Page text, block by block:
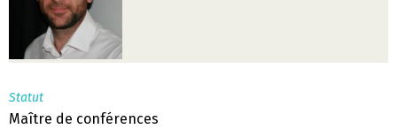
Statut
Maître de conférences